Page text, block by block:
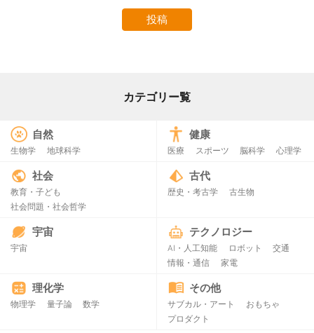
カテゴリー覧
自然
生物学 地球科学
健康
医療 スポーツ 脳科学 心理学
社会
教育・子ども
社会問題・社会哲学
古代
歴史・考古学 古生物
宇宙
宇宙
テクノロジー
AI・人工知能 ロボット
交通
情報・通信
家電
理化学
物理学 量子論 数学
その他
サブカル・アート
おもちゃ
プロダクト